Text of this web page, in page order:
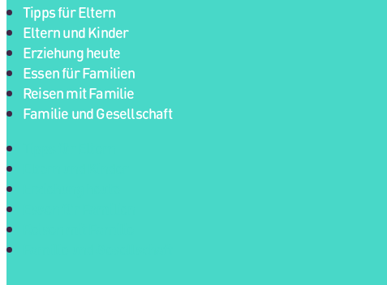
Tipps für Eltern
Eltern und Kinder
Erziehung heute
Essen für Familien
Reisen mit Familie
Familie und Gesellschaft